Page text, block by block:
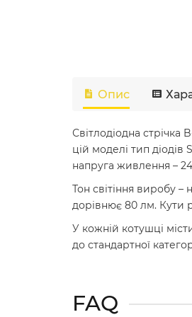
Опис
Світлодіодна
цій моделі тип діодів
напруга живлення –
Тон світіння виробу
дорівнює 80 лм. Кути
У кожній котушці
до стандартної
FAQ